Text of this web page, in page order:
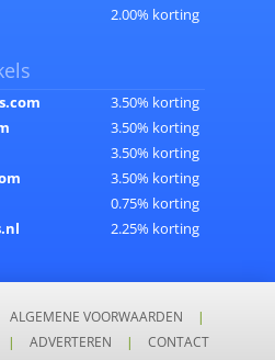
2.00% korting
3.50% korting
3.50% korting
3.50% korting
3.50% korting
0.75% korting
2.25% korting
ALGEMENE VOORWAARDEN
|
| ADVERTEREN | CONTACT